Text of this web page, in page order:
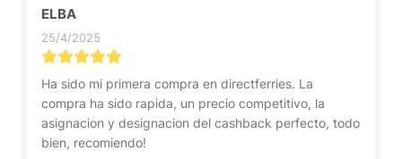
ELBA
25/4/2025
Ha sido mi primera compra en directferries. La
compra ha sido rapida, un precio competitivo, la
asignacion y designacion del cashback perfecto, todo
bien, recomiendo!